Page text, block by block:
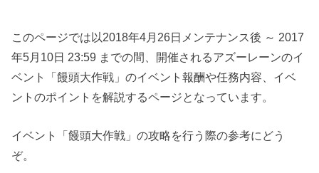
このページでは以2018年4月26日メンテナンス後 ～ 2017
年5月10日 23:59 までの間、開催されるアズーレーンのイ
ベント「饅頭大作戦」のイベント報酬や任務内容、イベ
ントのポイントを解説するページとなっています。
イベント「饅頭大作戦」の攻略を行う際の参考にどう
ぞ。